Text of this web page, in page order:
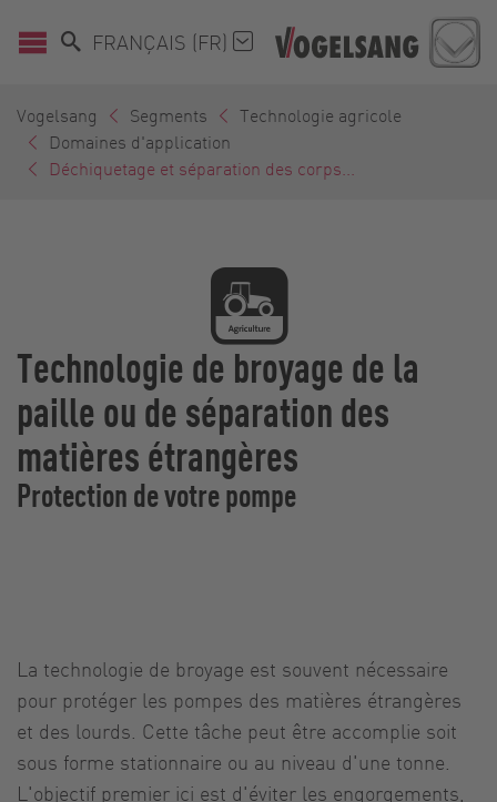
FRANÇAIS (FR)
Vogelsang Segments
Technologie agricole
Domaines d'application
Déchiquetage et séparation des corps...
Technologie de broyage de la
paille ou de séparation des
matières étrangères
Protection de votre pompe
La technologie de broyage est souvent nécessaire
pour protéger les pompes des matières étrangères
et des lourds. Cette tâche peut être accomplie soit
sous forme stationnaire ou au niveau d'une tonne.
L'objectif premier ici est d'éviter les engorgements,